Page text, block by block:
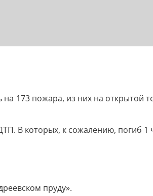
173 пожара, из них на открытой
В которых, к сожалению, погиб 1
пруду».